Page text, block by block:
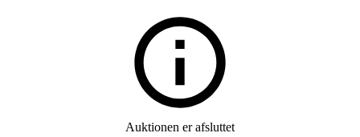
Auktionen er afsluttet